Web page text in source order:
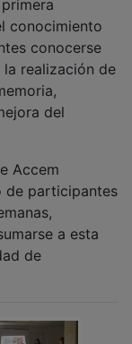
conocimiento
conocerse
realización de
del
participantes
a esta
de